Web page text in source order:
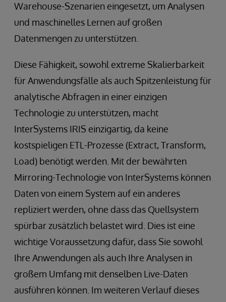
Warehouse-Szenarien eingesetzt, um Analysen
und maschinelles Lernen auf großen
Datenmengen zu unterstützen.
Diese Fähigkeit, sowohl extreme Skalierbarkeit
für Anwendungsfälle als auch Spitzenleistung für
analytische Abfragen in einer einzigen
Technologie zu unterstützen, macht
InterSystems IRIS einzigartig, da keine
kostspieligen ETL-Prozesse (Extract, Transform,
Load) benötigt werden. Mit der bewährten
Mirroring-Technologie von InterSystems können
Daten von einem System auf ein anderes
repliziert werden, ohne dass das Quellsystem
spürbar zusätzlich belastet wird. Dies ist eine
wichtige Voraussetzung dafür, dass Sie sowohl
Ihre Anwendungen als auch Ihre Analysen in
großem Umfang mit denselben Live-Daten
ausführen können. Im weiteren Verlauf dieses